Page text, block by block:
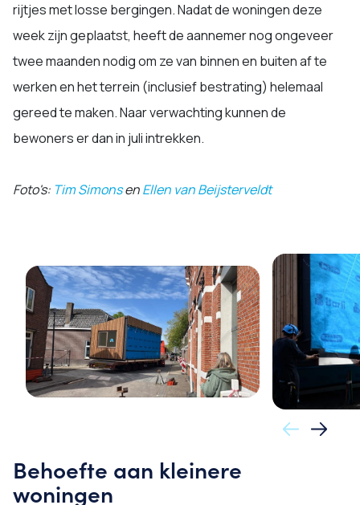
rijtjes met losse bergingen. Nadat de woningen deze
week zijn geplaatst, heeft de aannemer nog ongeveer
twee maanden nodig om ze van binnen en buiten af te
werken en het terrein (inclusief bestrating) helemaal
gereed te maken. Naar verwachting kunnen de
bewoners er dan in juli intrekken.
Foto's: Tim SimonsenEllen van Beijsterveldt
Behoefte aan kleinere
woningen